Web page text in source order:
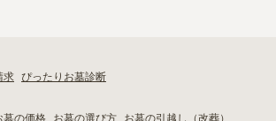
求 ぴったりお墓診断
墓の価格 お墓の選び方
お墓の引越し（改葬）